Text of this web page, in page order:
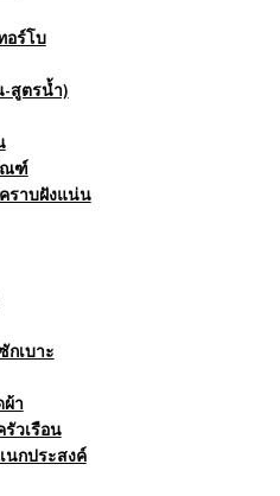
อร์โบ
สูตรน้ำ)
ณฑ์
ราบฝังแน่น
เบาะ
า
วเรือน
นกประสงค์